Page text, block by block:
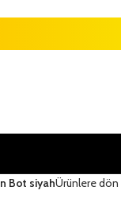
Bot siyahÜrünlere dön